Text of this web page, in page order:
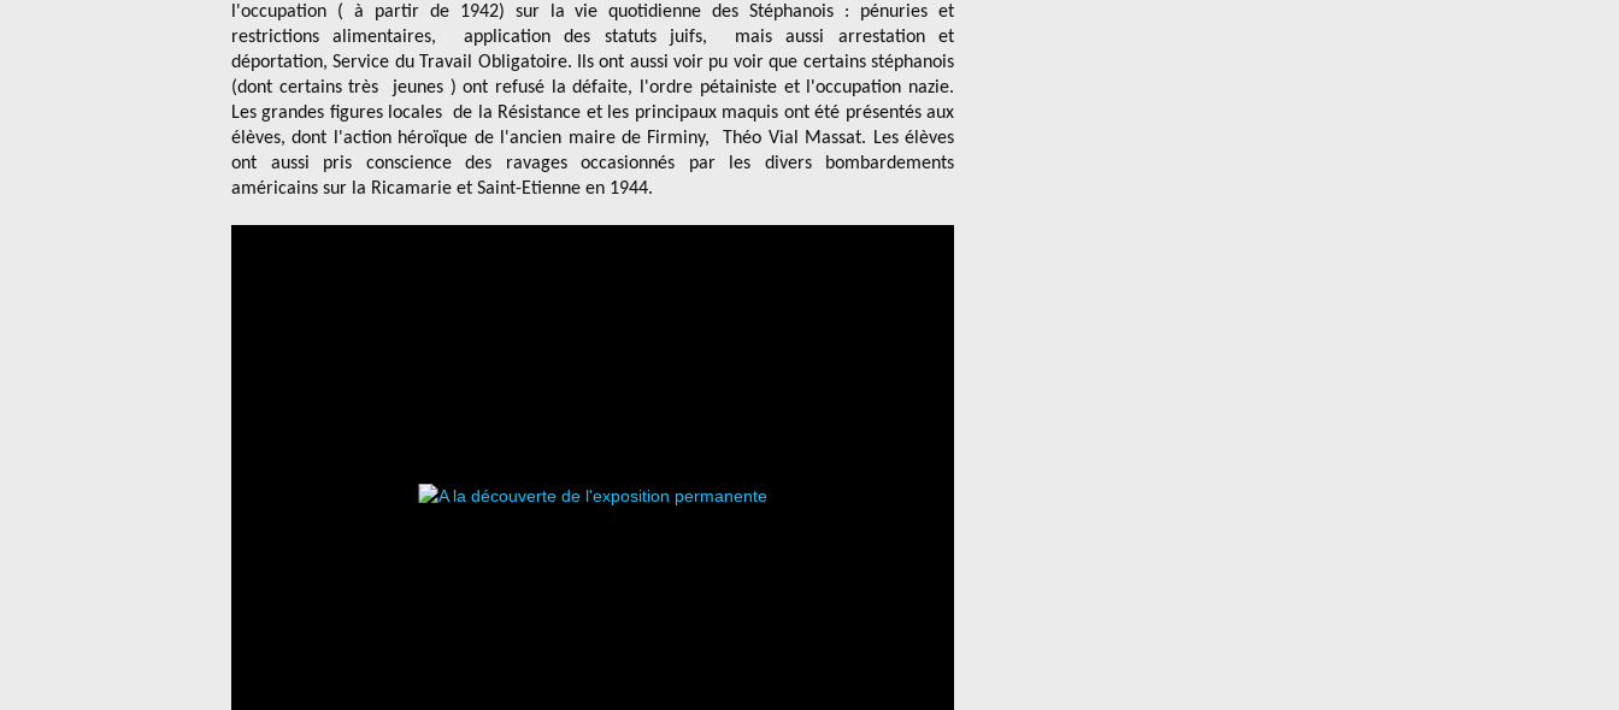
l'occupation ( à partir de 1942) sur la vie quotidienne des Stéphanois : pénuries et
restrictions alimentaires, application des statuts juifs, mais aussi arrestation et
déportation, Service du Travail Obligatoire. Ils ont aussi voir pu voir que certains stéphanois
(dont certains très jeunes ) ont refusé la défaite, l'ordre pétainiste et l'occupation nazie.
Les grandes figures locales de la Résistance et les principaux maquis ont été présentés aux
élèves, dont l'action héroïque de l'ancien maire de Firminy, Théo Vial Massat. Les élèves
ont aussi pris conscience des ravages occasionnés par les divers bombardements
américains sur la Ricamarie et Saint-Etienne en 1944.